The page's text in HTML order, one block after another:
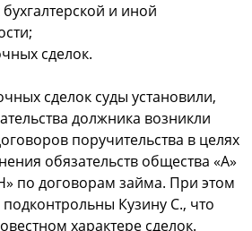
и иной
сделок.
сделок суды установили,
должника возникли
поручительства в целях
обязательств общества «А»
по договорам займа. При этом
Кузину С., что
характере сделок.